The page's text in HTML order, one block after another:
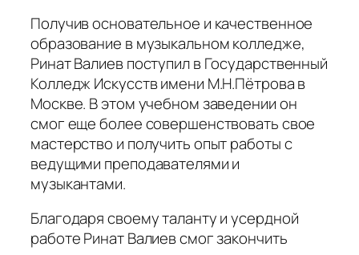
Получив основательное и качественное
образование в музыкальном колледже,
Ринат Валиев поступил в Государственный
Колледж Искусств имени М.Н.Пётрова в
Москве. В этом учебном заведении он
смог еще более совершенствовать свое
мастерство и получить опыт работы с
ведущими преподавателями и
музыкантами.
Благодаря своему таланту и усердной
работе Ринат Валиев смог закончить